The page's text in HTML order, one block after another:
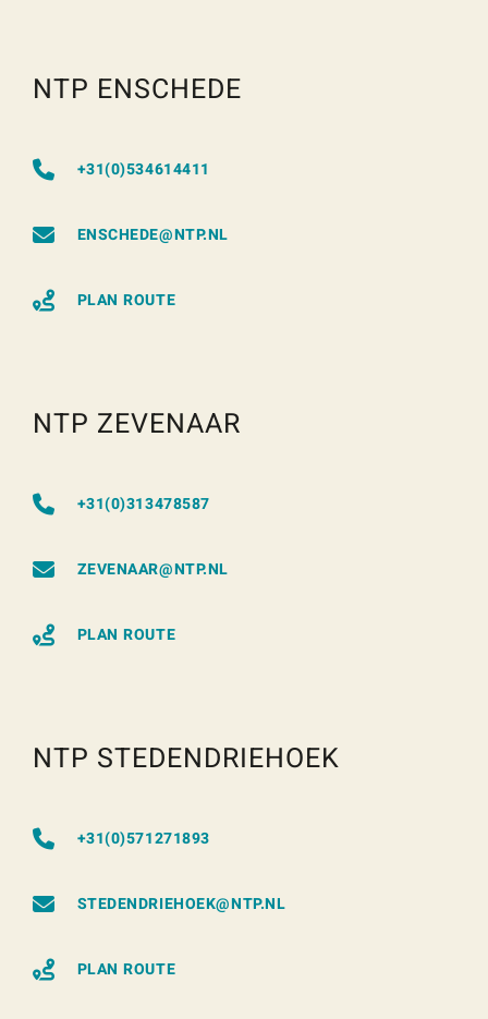
NTP ENSCHEDE
+31(0)534614411
ENSCHEDE@NTP.NL
PLAN ROUTE
NTP ZEVENAAR
+31(0)313478587
ZEVENAAR@NTP.NL
PLAN ROUTE
NTP STEDENDRIEHOEK
+31(0)571271893
STEDENDRIEHOEK@NTP.NL
PLAN ROUTE